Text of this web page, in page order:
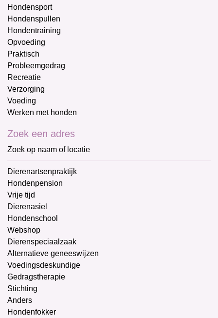
Hondensport
Hondenspullen
Hondentraining
Opvoeding
Praktisch
Probleemgedrag
Recreatie
Verzorging
Voeding
Werken met honden
Zoek een adres
Zoek op naam of locatie
Dierenartsenpraktijk
Hondenpension
Vrije tijd
Dierenasiel
Hondenschool
Webshop
Dierenspeciaalzaak
Alternatieve geneeswijzen
Voedingsdeskundige
Gedragstherapie
Stichting
Anders
Hondenfokker